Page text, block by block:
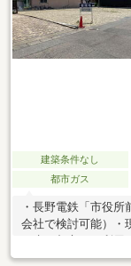
建築条件なし
都市ガス
・長野電鉄「市役
会社で検討可能）・
スーパー徒歩13分、